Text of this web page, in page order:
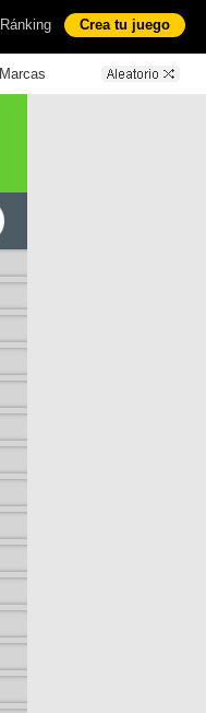
Ránking Crea tu juego
Marcas